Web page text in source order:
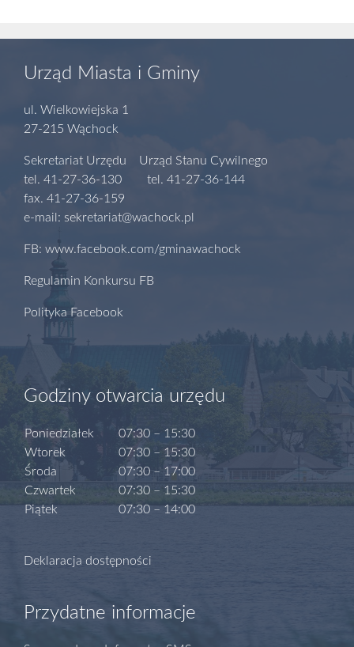
Urząd Miasta i Gminy
ul. Wielkowiejska 1
27-215 Wąchock
Sekretariat Urzędu Urząd Stanu Cywilnego
tel. 41-27-36-130 tel. 41-27-36-144
fax. 41-27-36-159
e-mail: sekretariat@wachock.pl
FB: www.facebook.com/gminawachock
Regulamin Konkursu FB
Polityka Facebook
Godziny otwarcia urzędu
Poniedziałek
Wtorek
Środa
Czwartek
Piątek
07:30 – 15:30
07:30 – 15:30
07:30 – 17:00
07:30 – 15:30
07:30 – 14:00
Deklaracja dostępności
Przydatne informacje